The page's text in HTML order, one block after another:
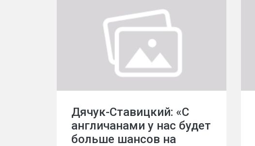
Дячук-Ставицкий: «С
англичанами у нас будет
больше шансов на